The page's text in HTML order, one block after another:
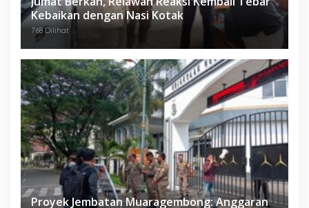
Kebaikan dengan Nasi Kotak
768 Dilihat
Proyek Jembatan Muaragembong: Anggaran